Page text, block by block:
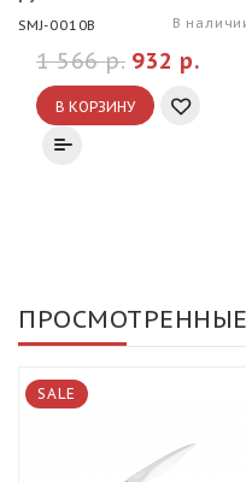
SMJ-0010B В
932 р.
1 566 р.
В КОРЗИНУ
SALE